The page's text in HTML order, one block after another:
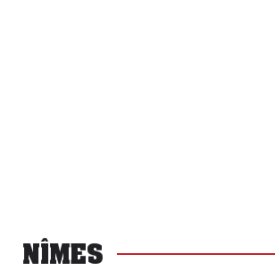
NÎMES